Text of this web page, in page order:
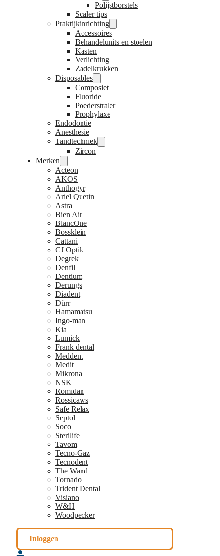
Polijstborstels
Scaler tips
Praktijkinrichting
Accessoires
Behandelunits en stoelen
Kasten
Verlichting
Zadelkrukken
Disposables
Composiet
Fluoride
Poederstraler
Prophylaxe
Endodontie
Anesthesie
Tandtechniek
Zircon
Merken
Acteon
AKOS
Anthogyr
Ariel Quetin
Astra
Bien Air
BlancOne
Bossklein
Cattani
CJ Optik
Degrek
Denfil
Dentium
Derungs
Diadent
Dürr
Hamamatsu
Ingo-man
Kia
Lumick
Frank dental
Meddent
Medit
Mikrona
NSK
Romidan
Rossicaws
Safe Relax
Septol
Soco
Sterilife
Tavom
Tecno-Gaz
Tecnodent
The Wand
Tornado
Trident Dental
Visiano
W&H
Woodpecker
Inloggen